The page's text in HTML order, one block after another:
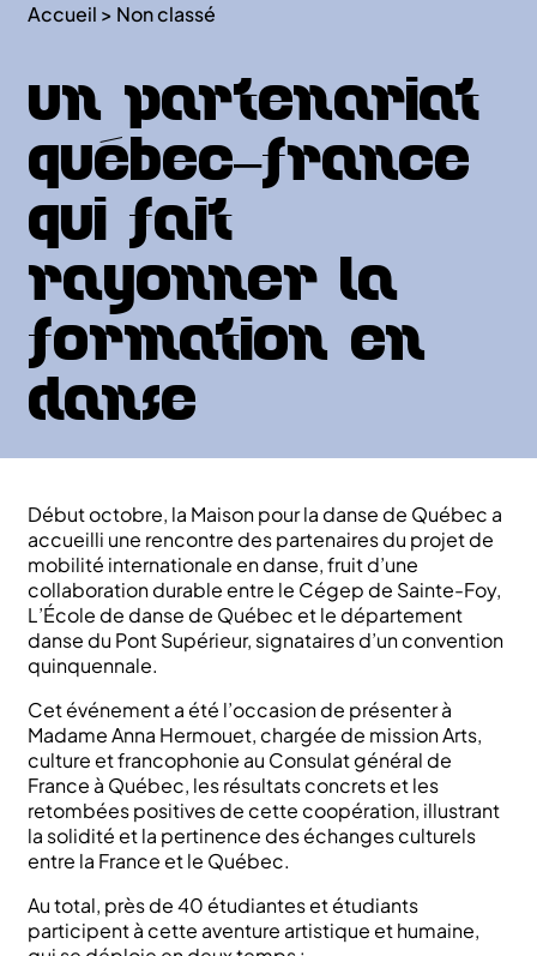
Accueil > Non classé
Un partenariat
Québec–France
qui fait
rayonner la
formation en
danse
Début octobre, la Maison pour la danse de Québec a
accueilli une rencontre des partenaires du projet de
mobilité internationale en danse, fruit d’une
collaboration durable entre le Cégep de Sainte-Foy,
L’École de danse de Québec et le département
danse du Pont Supérieur, signataires d’un convention
quinquennale.
Cet événement a été l’occasion de présenter à
Madame Anna Hermouet, chargée de mission Arts,
culture et francophonie au Consulat général de
France à Québec, les résultats concrets et les
retombées positives de cette coopération, illustrant
la solidité et la pertinence des échanges culturels
entre la France et le Québec.
Au total, près de 40 étudiantes et étudiants
participent à cette aventure artistique et humaine,